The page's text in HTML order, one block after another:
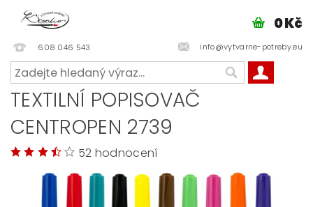
608 046 543 info@vytvarne-potreby.eu
0 Kč
TEXTILNÍ POPISOVAČ
CENTROPEN 2739
52 hodnocení